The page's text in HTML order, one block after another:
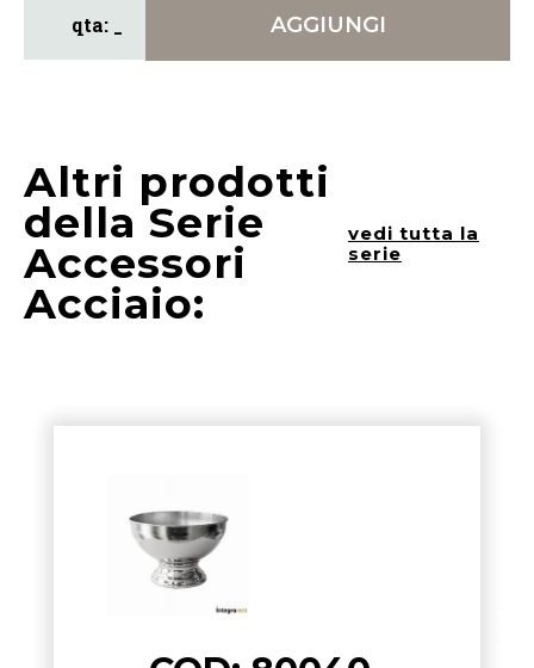
AGGIUNGI
Altri prodotti
della Serie
Accessori
Acciaio:
vedi tutta la
serie